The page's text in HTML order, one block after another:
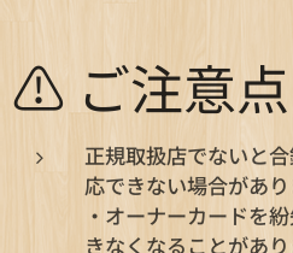
⚠ ご注意点
正規取扱店でないと
応できない場合があり
・オーナーカードを
きなくなることがあり